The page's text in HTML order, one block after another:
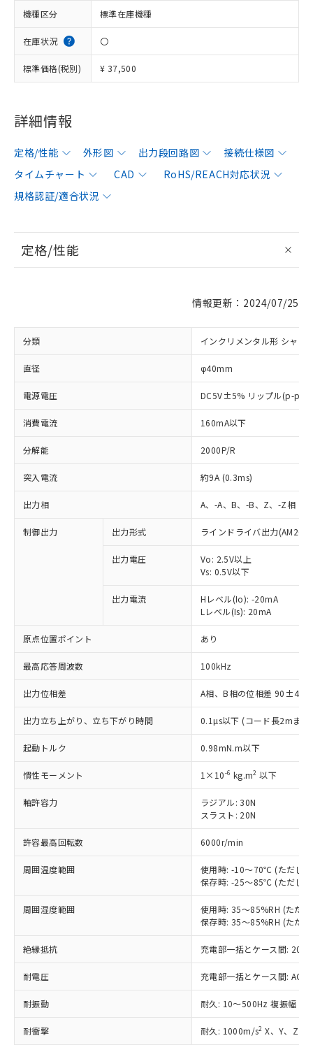
機種区分 標準在庫機種
在庫状況 〇
標準価格(税別) ¥ 37,500
詳細情報
定格/性能 外形図 出力段回路図
接続仕様図
タイムチャート
CAD
RoHS/REACH対応状況
規格認証/適合状況
定格/性能
情報更新：2024/07/25
分類 インクリメンタル形 シャフ
直径 φ40mm
電源電圧 DC5V±5% リップル(p-
消費電流 160mA以下
分解能 2000P/R
突入電流 約9A (0.3ms)
出力相 A、-A、B、-B、Z、-Z相
制御出力 出力形式 ラインドライバ出力
出力電圧
Vo: 2.5V以上
Vs: 0.5V以下
出力電流
Hレベル(Io): -20mA
Lレベル(Is): 20mA
原点位置ポイント あり
最高応答周波数 100kHz
出力位相差 A相、B相の位相差
出力立ち上がり、立ち下がり時間 0.1µs以下 (コード長2mま
起動トルク 0.98mN.m以下
慣性モーメント 1×10-6 kg.m2 以下
軸許容力
ラジアル: 30N
スラスト: 20N
許容最高回転数 6000r/min
周囲温度範囲
使用時: -10～70℃ (ただし
保存時: -25～85℃ (ただし
周囲湿度範囲
使用時: 35～85%RH (ただ
保存時: 35～85%RH (ただ
絶縁抵抗 充電部一括とケース間:
耐電圧 充電部一括とケース間:
耐振動 耐久: 10～500Hz 複振幅
耐衝撃 耐久: 1000m/s2 X、Y、Z 各
ご利用条件
ご利用ください。
本サービスは、当社制御機器事業取扱
商品の当社在庫状況および標準価格
(税抜)を提供させていただくもので
当社制御機器事業取扱商品の中には、
本サービスの対象外となる商品もある
在庫状況および標準価格照会結果は、
記載している更新日時点での社内デー
タに基づき作成されるものであり、閲
覧された時点での実際の在庫および標
準価格とは異なる場合があることをご
※1 対応状況
対応済み：EU RoHS指令（10物質）の
す。
対応予定：EU RoHS指令（10物質）の非含
有に対応した製品に切り替える予定のある
商品です。
対応予定なし：EU RoHS指令（10物質）の
非含有に非対応の商品で、対応品を出す予
定はありません。
調査・確認中：EU RoHS指令（10物質）の
非含有の対応状況を調査中または確認中の
非該当品：ライセンス料など無形物で、有
害物質有無と関係のない商品です。
いたものが、含有品と判明した場合などや
むを得ず変更することがあります。
鉛(Pb) 1000ppm以下、 水銀(Hg) 1000ppm以下、 カド
六価クロム(Cr(Ⅵ)) 1000ppm以下、ポリ臭化ビフェニル
類(PBB) 1000ppm以下、ポリ臭化ジフェニルエーテル類
(PBDE) 1000ppm以下、フタル酸ビス(2-エチルヘキシ
※1 中国RoHS○×表
「○」：最大均質材料含有率が中国RoHSの
基準値以下であることを示します。
「×」：最大均質材料含有率が中国RoHSの
基準値を超えていることを示します。
*中国RoHS10物質の基準値 (GB/T26572)：
Cr(Ⅵ)(六価クロム) : 1000ppm、 PBBs(ポリ臭化ビフェ
当社は、これら貴社製品のうち、外国
為替および外国貿易法に定める商品
（以下｢規制貨物等」という）を輸出
または国外への提供する場合は、日本
国政府の輸出許可(または役務取引許
可)を取得するなどの必要な手続きを